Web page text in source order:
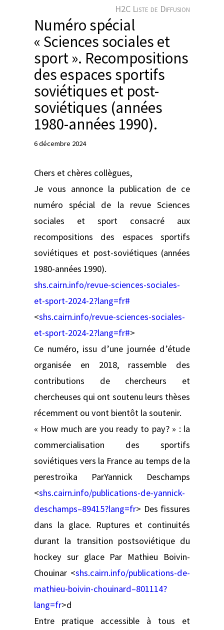
H2C Liste de Diffusion
Numéro spécial
« Sciences sociales et
sport ». Recompositions
des espaces sportifs
soviétiques et post-
soviétiques (années
1980-années 1990).
6 décembre 2024
Chers et chères collègues,
Je vous annonce la publication de ce
numéro spécial de la revue Sciences
sociales et sport consacré aux
recompositions des espaces sportifs
soviétiques et post-soviétiques (années
1980-années 1990).
shs.cairn.info/revue-sciences-sociales-
et-sport-2024-2?lang=fr#
<shs.cairn.info/revue-sciences-sociales-
et-sport-2024-2?lang=fr#>
Ce numéro, issu d’une journée d’étude
organisée en 2018, rassemble des
contributions de chercheurs et
chercheuses qui ont soutenu leurs thèses
récemment ou vont bientôt la soutenir.
« How much are you ready to pay? » : la
commercialisation des sportifs
soviétiques vers la France au temps de la
perestroïka ParYannick Deschamps
<shs.cairn.info/publications-de-yannick-
deschamps–89415?lang=fr> Des fissures
dans la glace. Ruptures et continuités
durant la transition postsoviétique du
hockey sur glace Par Mathieu Boivin-
Chouinar <shs.cairn.info/publications-de-
mathieu-boivin-chouinard–801114?
lang=fr>d
Entre pratique accessible à tous et